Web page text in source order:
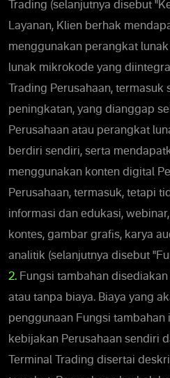
Trading (selanjutnya disebut
Layanan, Klien berhak
menggunakan perangkat
lunak mikrokode yang
Trading Perusahaan,
peningkatan, yang dianggap
Perusahaan atau perangkat
berdiri sendiri, serta
menggunakan konten digital
Perusahaan, termasuk, tetapi
informasi dan edukasi,
kontes, gambar grafis, karya
analitik (selanjutnya disebut
2. Fungsi tambahan
atau tanpa biaya. Biaya yang
penggunaan Fungsi tambahan
kebijakan Perusahaan sendiri
Terminal Trading disertai